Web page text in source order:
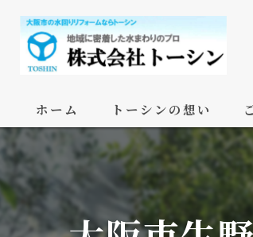
ホーム トーシンの想い